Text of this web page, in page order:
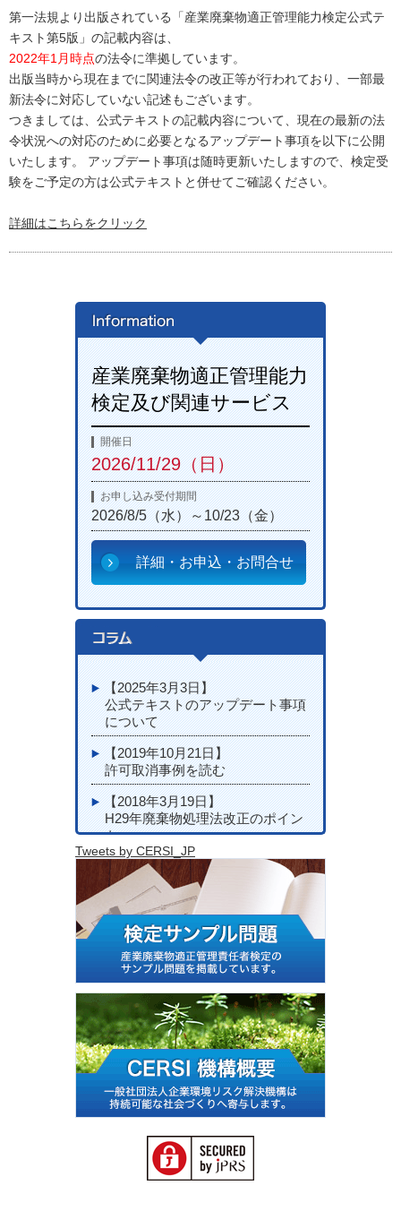
第一法規より出版されている「産業廃棄物適正管理能力検定公式テ
キスト第5版」の記載内容は、
2022年1月時点の法令に準拠しています。
出版当時から現在までに関連法令の改正等が行われており、一部最
新法令に対応していない記述もございます。
つきましては、公式テキストの記載内容について、現在の最新の法
令状況への対応のために必要となるアップデート事項を以下に公開
いたします。 アップデート事項は随時更新いたしますので、検定受
験をご予定の方は公式テキストと併せてご確認ください。
詳細はこちらをクリック
産業廃棄物適正管理能力
検定及び関連サービス
開催日
2026/11/29（日）
お申し込み受付期間
2026/8/5（水）～10/23（金）
詳細・お申込・お問合せ
【2025年3月3日】
公式テキストのアップデート事項
について
【2019年10月21日】
許可取消事例を読む
【2018年3月19日】
H29年廃棄物処理法改正のポイン
ト
Tweets by CERSI_JP